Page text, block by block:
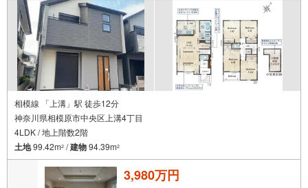
相模線 「上溝」駅 徒歩12分
神奈川県相模原市中央区上溝4丁目
4LDK / 地上階数2階
土地99.42m2 /建物94.39m2
3,980万円